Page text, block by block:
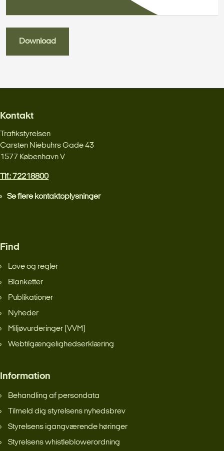
Download
Kontakt
Trafikstyrelsen
Carsten Niebuhrs Gade 43
1577 København V
Tlf.: 72218800
Se flere kontaktoplysninger
Find
Love og regler
Blanketter
Publikationer
Nyheder
Miljøvurderinger (VVM)
Webtilgængelighedserklæring
Information
Behandling af persondata
Tilmeld dig styrelsens nyhedsbrev
Styrelsens igangværende høringer
Styrelsens whistleblowerordning